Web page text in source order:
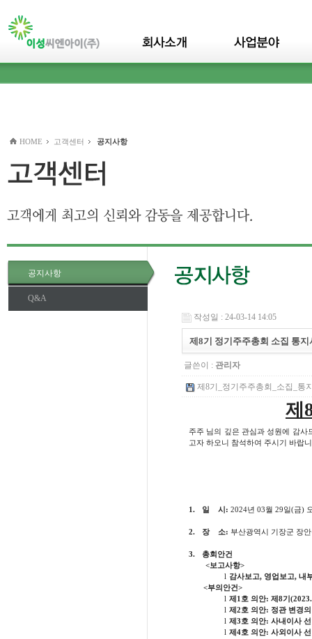
HOME 고객센터 공지사항
공지사항
Q&A
작성일 : 24-03-14 14:05
제8기 정기주주총회 소집 통지
글쓴이 : 관리자
제8기_정기주주총회_소집_통
제
주주 님의 깊은 관심과 성원에 감사
고자 하오니 참석하여 주시기 바랍
1. 일 시 : 2024년 03월 29일(금)
2. 장 소: 부산광역시 기장군 장
3.
총회안건
<보고사항>
l
감사보고, 영업보고, 내
<부의안건>
l 제 1 호 의안: 제 8기
l 제 2호 의안: 정관 변경
l 제 3호 의안: 사내이사
l 제 4호 의안: 사외이사